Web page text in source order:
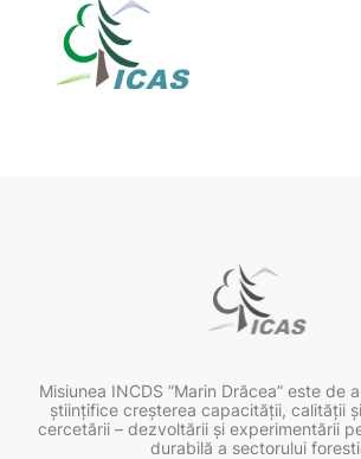
Misiunea INCDS ”Marin Drăcea” este de
ştiinţifice creşterea capacităţii, calităţii
cercetării – dezvoltării şi experimentării
durabilă a sectorului